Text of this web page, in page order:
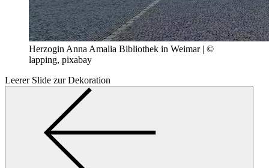
Herzogin Anna Amalia Bibliothek in Weimar | ©
lapping, pixabay
Leerer Slide zur Dekoration